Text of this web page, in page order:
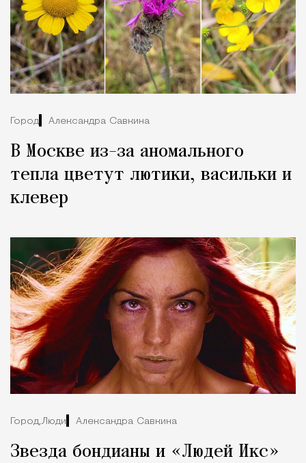
Город Александра Савкина
В Москве из-за аномального
тепла цветут лютики, васильки и
клевер
Город,Люди Александра Савкина
Звезда бондианы и «Людей Икс»